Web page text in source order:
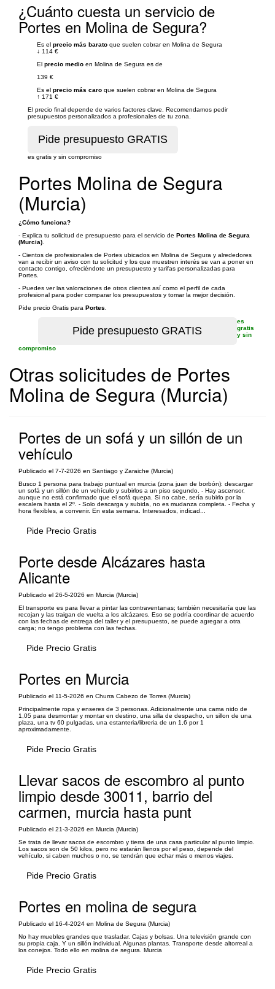
¿Cuánto cuesta un servicio de
Portes en Molina de Segura?
Es el precio más barato que suelen cobrar en Molina de Segura
↓ 114 €
El precio medio en Molina de Segura es de
139 €
Es el precio más caro que suelen cobrar en Molina de Segura
↑ 171 €
El precio final depende de varios factores clave. Recomendamos pedir
presupuestos personalizados a profesionales de tu zona.
es gratis y sin compromiso
Portes Molina de Segura
(Murcia)
¿Cómo funciona?
- Explica tu solicitud de presupuesto para el servicio de Portes Molina de Segura
(Murcia)
- Cientos de profesionales de Portes ubicados en Molina de Segura y alrededores
van a recibir un aviso con tu solicitud y los que muestren interés se van a poner en
contacto contigo, ofreciéndote un presupuesto y tarifas personalizadas para
Portes.
- Puedes ver las valoraciones de otros clientes así como el perfil de cada
profesional para poder comparar los presupuestos y tomar la mejor decisión.
Pide precio Gratis para Portes
es
gratis
y sin
compromiso
Otras solicitudes de Portes
Molina de Segura (Murcia)
Portes de un sofá y un sillón de un
vehículo
Publicado el 7-7-2026 en Santiago y Zaraiche (Murcia)
Busco 1 persona para trabajo puntual en murcia (zona juan de borbón): descargar
un sofá y un sillón de un vehículo y subirlos a un piso segundo. - Hay ascensor,
aunque no está confirmado que el sofá quepa. Si no cabe, sería subirlo por la
escalera hasta el 2º. - Solo descarga y subida, no es mudanza completa. - Fecha y
hora flexibles, a convenir. En esta semana. Interesados, indicad...
Pide Precio Gratis
Porte desde Alcázares hasta
Alicante
Publicado el 26-5-2026 en Murcia (Murcia)
El transporte es para llevar a pintar las contraventanas; también necesitaría que las
recojan y las traigan de vuelta a los alcázares. Eso se podría coordinar de acuerdo
con las fechas de entrega del taller y el presupuesto, se puede agregar a otra
carga; no tengo problema con las fechas.
Pide Precio Gratis
Portes en Murcia
Publicado el 11-5-2026 en Churra Cabezo de Torres (Murcia)
Principalmente ropa y enseres de 3 personas. Adicionalmente una cama nido de
1,05 para desmontar y montar en destino, una silla de despacho, un sillon de una
plaza, una tv 60 pulgadas, una estanteria/libreria de un 1,6 por 1
aproximadamente.
Pide Precio Gratis
Llevar sacos de escombro al punto
limpio desde 30011, barrio del
carmen, murcia hasta punt
Publicado el 21-3-2026 en Murcia (Murcia)
Se trata de llevar sacos de escombro y tierra de una casa particular al punto limpio.
Los sacos son de 50 kilos, pero no estarán llenos por el peso, depende del
vehículo, si caben muchos o no, se tendrán que echar más o menos viajes.
Pide Precio Gratis
Portes en molina de segura
Publicado el 16-4-2024 en Molina de Segura (Murcia)
No hay muebles grandes que trasladar. Cajas y bolsas. Una televisión grande con
su propia caja. Y un sillón individual. Algunas plantas. Transporte desde altorreal a
los conejos. Todo ello en molina de segura. Murcia
Pide Precio Gratis